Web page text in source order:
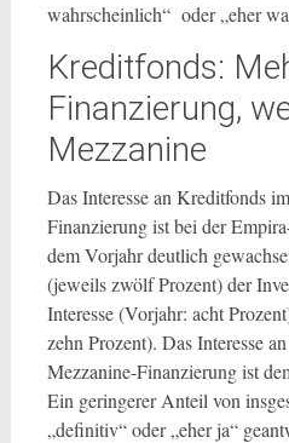
wahrscheinlich“ oder „eher
Kreditfonds:
Finanzierung,
Mezzanine
Das Interesse an Kreditfonds
Finanzierung ist bei der
dem Vorjahr deutlich
(jeweils zwölf Prozent) der
Interesse (Vorjahr: acht
zehn Prozent). Das Interesse
Mezzanine-Finanzierung ist
Ein geringerer Anteil von
„definitiv“ oder „eher ja“